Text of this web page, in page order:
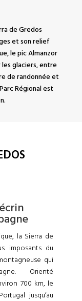
de Gredos
et son relief
le pic Almanzor
glaciers, entre
de randonnée et
Régional est
la Sierra de
imposants du
qui
Orienté
700 km, le
jusqu’au